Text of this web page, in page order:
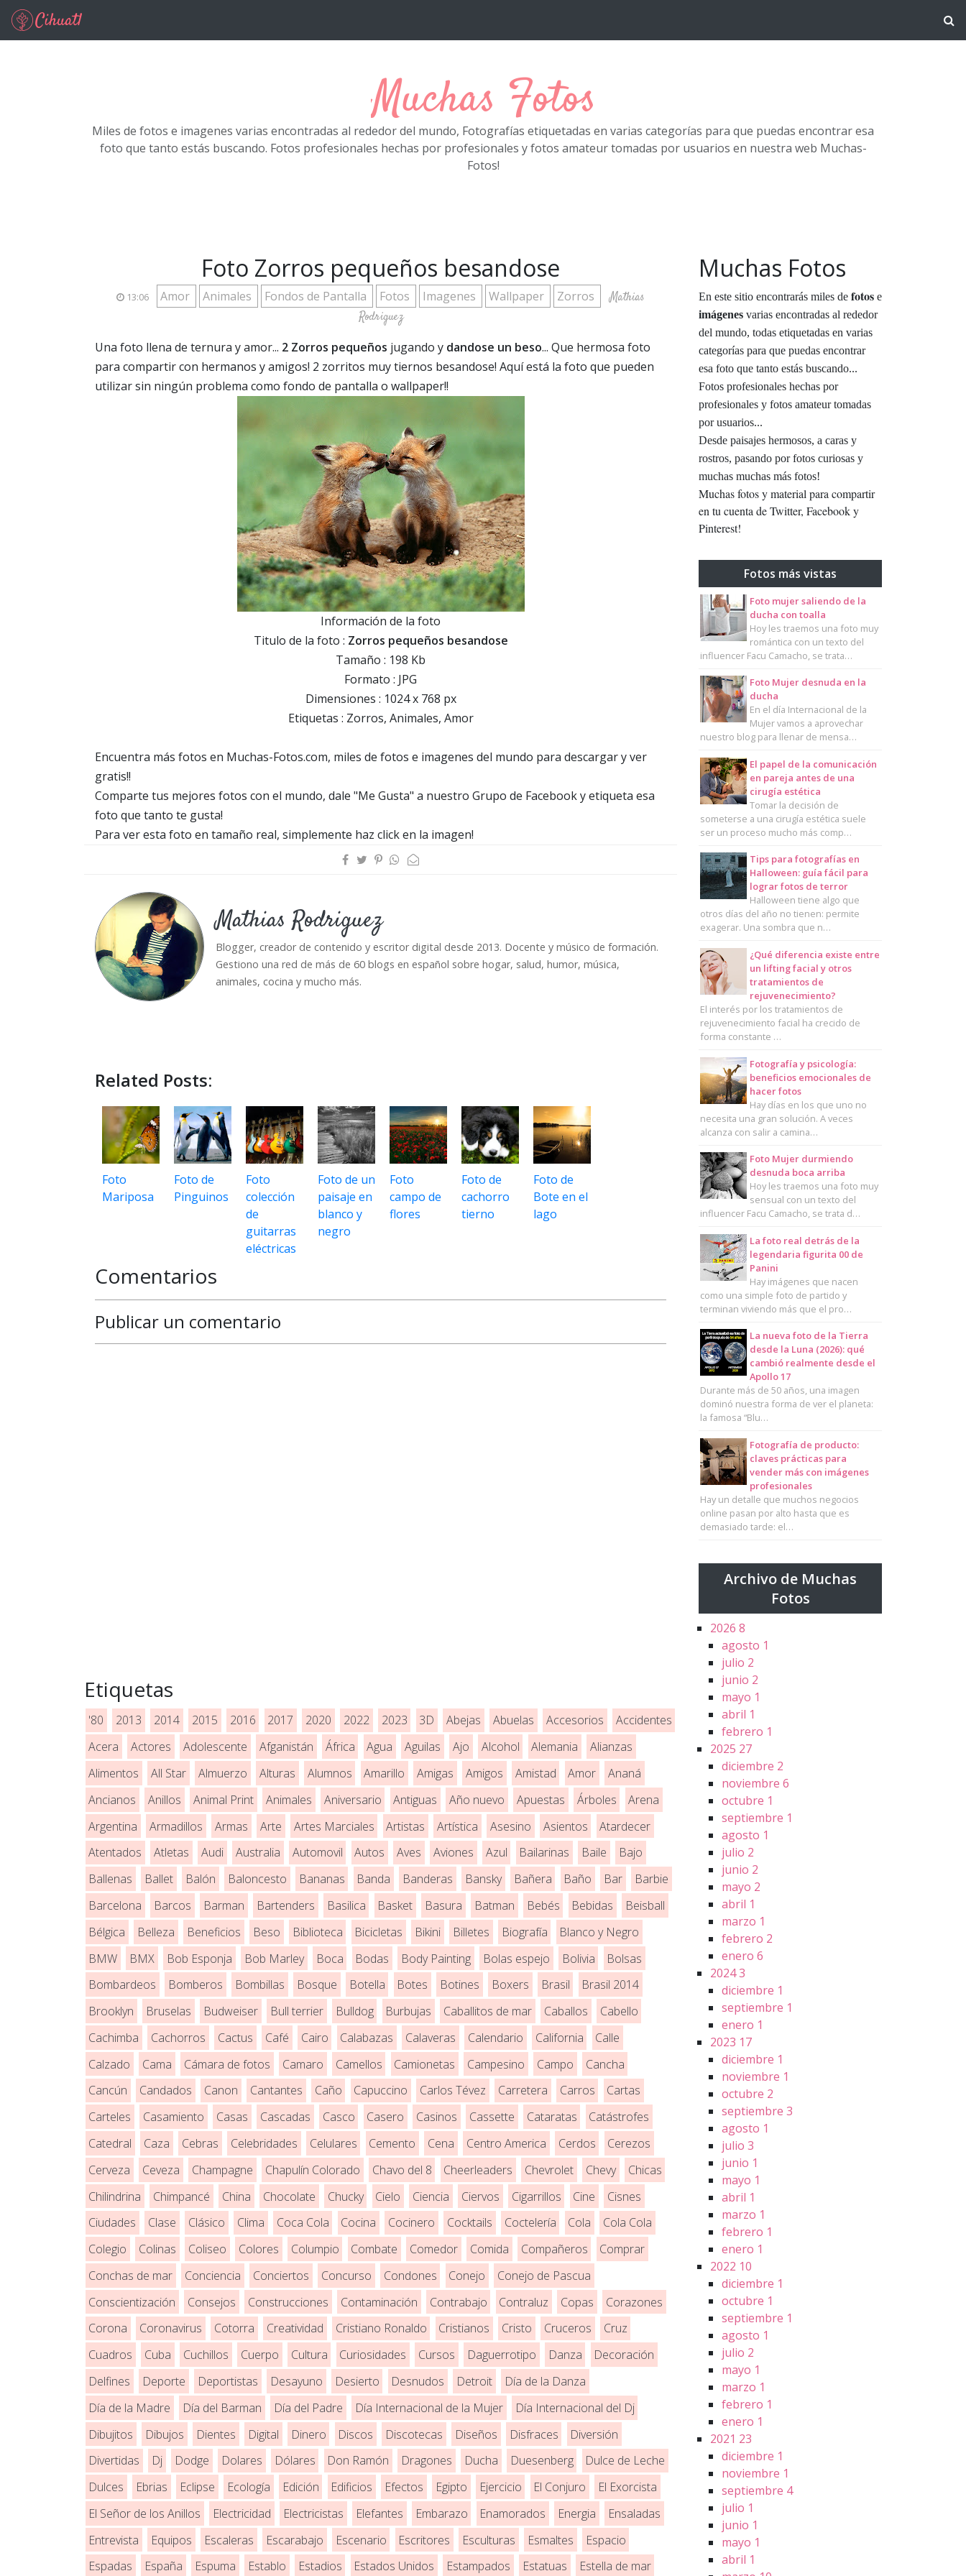
Ir al contenido principal
Muchas Fotos
Miles de fotos e imagenes varias encontradas al rededor del mundo, Fotografías etiquetadas en varias categorías para que puedas encontrar esa
foto que tanto estás buscando. Fotos profesionales hechas por profesionales y fotos amateur tomadas por usuarios en nuestra web Muchas-
Fotos!
Foto Zorros pequeños besandose
13:06 Amor Animales Fondos de Pantalla Fotos Imagenes Wallpaper Zorros
Mathias
Rodriguez
Una foto llena de ternura y amor... 2 Zorros pequeños jugando y dandose un beso... Que hermosa foto
para compartir con hermanos y amigos! 2 zorritos muy tiernos besandose! Aquí está la foto que pueden
utilizar sin ningún problema como fondo de pantalla o wallpaper!!
Información de la foto
Titulo de la foto : Zorros pequeños besandose
Tamaño : 198 Kb
Formato : JPG
Dimensiones : 1024 x 768 px
Etiquetas : Zorros, Animales, Amor
Encuentra más fotos en Muchas-Fotos.com, miles de fotos e imagenes del mundo para descargar y ver
gratis!!
Comparte tus mejores fotos con el mundo, dale "Me Gusta" a nuestro Grupo de Facebook y etiqueta esa
foto que tanto te gusta!
Para ver esta foto en tamaño real, simplemente haz click en la imagen!
Mathias Rodriguez
Blogger, creador de contenido y escritor digital desde 2013. Docente y músico de formación.
Gestiono una red de más de 60 blogs en español sobre hogar, salud, humor, música,
animales, cocina y mucho más.
Related Posts:
Foto
Mariposa
Foto de
Pinguinos
Foto
colección
de
guitarras
eléctricas
Foto de un
paisaje en
blanco y
negro
Foto
campo de
flores
Foto de
cachorro
tierno
Foto de
Bote en el
lago
Comentarios
Publicar un comentario
Etiquetas
'80 2013 2014 2015 2016 2017 2020 2022 2023 3D Abejas Abuelas Accesorios
Accidentes
Acera
Actores Adolescente Afganistán África Agua Aguilas Ajo Alcohol Alemania
Alianzas
Alimentos
All Star Almuerzo Alturas Alumnos Amarillo Amigas Amigos Amistad Amor
Ananá
Ancianos
Anillos Animal Print Animales Aniversario Antiguas Año nuevo Apuestas Árboles
Arena
Argentina
Armadillos Armas Arte Artes Marciales Artistas Artística Asesino Asientos
Atardecer
Atentados
Atletas Audi Australia Automovil Autos Aves Aviones Azul Bailarinas Baile
Bajo
Ballenas
Ballet Balón Baloncesto Bananas Banda Banderas Bansky Bañera Baño Bar
Barbie
Barcelona
Barcos Barman Bartenders Basilica Basket Basura Batman Bebés Bebidas
Beisball
Bélgica
Belleza Beneficios Beso Biblioteca Bicicletas Bikini Billetes Biografía
Blanco y Negro
BMW
BMX Bob Esponja Bob Marley Boca Bodas Body Painting Bolas espejo Bolivia
Bolsas
Bombardeos
Bomberos Bombillas Bosque Botella Botes Botines Boxers Brasil
Brasil 2014
Brooklyn
Bruselas Budweiser Bull terrier Bulldog Burbujas Caballitos de mar Caballos
Cabello
Cachimba
Cachorros Cactus Café Cairo Calabazas Calaveras Calendario California
Calle
Calzado
Cama Cámara de fotos Camaro Camellos Camionetas Campesino Campo
Cancha
Cancún
Candados Canon Cantantes Caño Capuccino Carlos Tévez Carretera Carros
Cartas
Carteles
Casamiento Casas Cascadas Casco Casero Casinos Cassette Cataratas
Catástrofes
Catedral
Caza Cebras Celebridades Celulares Cemento Cena Centro America Cerdos
Cerezos
Cerveza
Ceveza Champagne Chapulín Colorado Chavo del 8 Cheerleaders Chevrolet Chevy
Chicas
Chilindrina
Chimpancé China Chocolate Chucky Cielo Ciencia Ciervos Cigarrillos Cine
Cisnes
Ciudades
Clase Clásico Clima Coca Cola Cocina Cocinero Cocktails Coctelería Cola
Cola Cola
Colegio
Colinas Coliseo Colores Columpio Combate Comedor Comida Compañeros
Comprar
Conchas de mar
Conciencia Conciertos Concurso Condones Conejo
Conejo de Pascua
Conscientización
Consejos Construcciones Contaminación Contrabajo Contraluz Copas
Corazones
Corona
Coronavirus Cotorra Creatividad Cristiano Ronaldo Cristianos Cristo Cruceros
Cruz
Cuadros
Cuba Cuchillos Cuerpo Cultura Curiosidades Cursos Daguerrotipo Danza
Decoración
Delfines
Deporte Deportistas Desayuno Desierto Desnudos Detroit
Día de la Danza
Día de la Madre
Día del Barman Día del Padre Día Internacional de la Mujer
Día Internacional del Dj
Dibujitos
Dibujos Dientes Digital Dinero Discos Discotecas Diseños Disfraces
Diversión
Divertidas
Dj Dodge Dolares Dólares Don Ramón Dragones Ducha Duesenberg
Dulce de Leche
Dulces
Ebrias Eclipse Ecología Edición Edificios Efectos Egipto Ejercicio El Conjuro
El Exorcista
El Señor de los Anillos
Electricidad Electricistas Elefantes Embarazo Enamorados Energia
Ensaladas
Entrevista
Equipos Escaleras Escarabajo Escenario Escritores Esculturas Esmaltes
Espacio
Espadas
España Espuma Establo Estadios Estados Unidos Estampados Estatuas Estella de mar
Muchas Fotos
En este sitio encontrarás miles de fotos e
imágenes varias encontradas al rededor
del mundo, todas etiquetadas en varias
categorías para que puedas encontrar
esa foto que tanto estás buscando...
Fotos profesionales hechas por
profesionales y fotos amateur tomadas
por usuarios...
Desde paisajes hermosos, a caras y
rostros, pasando por fotos curiosas y
muchas muchas más fotos!
Muchas fotos y material para compartir
en tu cuenta de Twitter, Facebook y
Pinterest!
Fotos más vistas
Foto mujer saliendo de la
ducha con toalla
Hoy les traemos una foto muy
romántica con un texto del
influencer Facu Camacho, se trata…
Foto Mujer desnuda en la
ducha
En el día Internacional de la
Mujer vamos a aprovechar
nuestro blog para llenar de mensa…
El papel de la comunicación
en pareja antes de una
cirugía estética
Tomar la decisión de
someterse a una cirugía estética suele
ser un proceso mucho más comp…
Tips para fotografías en
Halloween: guía fácil para
lograr fotos de terror
Halloween tiene algo que
otros días del año no tienen: permite
exagerar. Una sombra que n…
¿Qué diferencia existe entre
un lifting facial y otros
tratamientos de
rejuvenecimiento?
El interés por los tratamientos de
rejuvenecimiento facial ha crecido de
forma constante …
Fotografía y psicología:
beneficios emocionales de
hacer fotos
Hay días en los que uno no
necesita una gran solución. A veces
alcanza con salir a camina…
Foto Mujer durmiendo
desnuda boca arriba
Hoy les traemos una foto muy
sensual con un texto del
influencer Facu Camacho, se trata d…
La foto real detrás de la
legendaria figurita 00 de
Panini
Hay imágenes que nacen
como una simple foto de partido y
terminan viviendo más que el pro…
La nueva foto de la Tierra
desde la Luna (2026): qué
cambió realmente desde el
Apollo 17
Durante más de 50 años, una imagen
dominó nuestra forma de ver el planeta:
la famosa “Blu…
Fotografía de producto:
claves prácticas para
vender más con imágenes
profesionales
Hay un detalle que muchos negocios
online pasan por alto hasta que es
demasiado tarde: el…
Archivo de Muchas
Fotos
2026 8
agosto 1
julio 2
junio 2
mayo 1
abril 1
febrero 1
2025 27
diciembre 2
noviembre 6
octubre 1
septiembre 1
agosto 1
julio 2
junio 2
mayo 2
abril 1
marzo 1
febrero 2
enero 6
20243
diciembre 1
septiembre 1
enero 1
2023 17
diciembre 1
noviembre 1
octubre 2
septiembre 3
agosto 1
julio 3
junio 1
mayo 1
abril 1
marzo 1
febrero 1
enero 1
2022 10
diciembre 1
octubre 1
septiembre 1
agosto 1
julio 2
mayo 1
marzo 1
febrero 1
enero 1
2021 23
diciembre 1
noviembre 1
septiembre 4
julio 1
junio 1
mayo 1
abril 1